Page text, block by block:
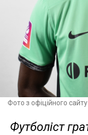
Фото з офіційного
Футболіст